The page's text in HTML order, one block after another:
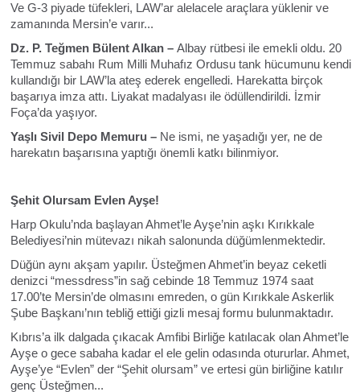
Ve G-3 piyade tüfekleri, LAW’ar alelacele araçlara yüklenir ve
zamanında Mersin’e varır...
Dz. P. Teğmen Bülent Alkan – Albay rütbesi ile emekli oldu. 20
Temmuz sabahı Rum Milli Muhafız Ordusu tank hücumunu kendi
kullandığı bir LAW’la ateş ederek engelledi. Harekatta birçok
başarıya imza attı. Liyakat madalyası ile ödüllendirildi. İzmir
Foça’da yaşıyor.
Yaşlı Sivil Depo Memuru – Ne ismi, ne yaşadığı yer, ne de
harekatın başarısına yaptığı önemli katkı bilinmiyor.
Şehit Olursam Evlen Ayşe!
Harp Okulu’nda başlayan Ahmet’le Ayşe’nin aşkı Kırıkkale
Belediyesi’nin mütevazı nikah salonunda düğümlenmektedir.
Düğün aynı akşam yapılır. Üsteğmen Ahmet’in beyaz ceketli
denizci “messdress”in sağ cebinde 18 Temmuz 1974 saat
17.00’te Mersin’de olmasını emreden, o gün Kırıkkale Askerlik
Şube Başkanı’nın tebliğ ettiği gizli mesaj formu bulunmaktadır.
Kıbrıs’a ilk dalgada çıkacak Amfibi Birliğe katılacak olan Ahmet’le
Ayşe o gece sabaha kadar el ele gelin odasında otururlar. Ahmet,
Ayşe’ye “Evlen” der “Şehit olursam” ve ertesi gün birliğine katılır
genç Üsteğmen...